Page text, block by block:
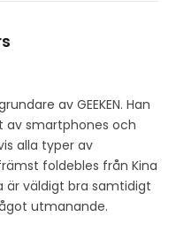
av GEEKEN. Han
av smartphones och
alla typer av
foldebles från Kina
är väldigt bra samtidigt
utmanande.